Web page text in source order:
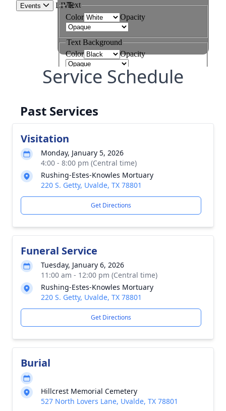
Service Schedule
Past Services
Visitation
Monday, January 5, 2026
4:00 - 8:00 pm (Central time)
Rushing-Estes-Knowles Mortuary
220 S. Getty, Uvalde, TX 78801
Get Directions
Funeral Service
Tuesday, January 6, 2026
11:00 am - 12:00 pm (Central time)
Rushing-Estes-Knowles Mortuary
220 S. Getty, Uvalde, TX 78801
Get Directions
Burial
Hillcrest Memorial Cemetery
527 North Lovers Lane, Uvalde, TX 78801